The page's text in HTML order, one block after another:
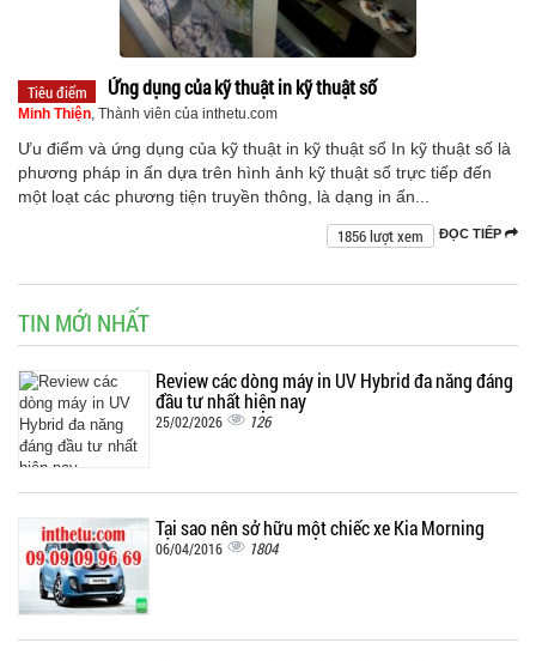
Tiêu điểm Ứng dụng của kỹ thuật in kỹ thuật số
Minh Thiện, Thành viên của inthetu.com
Ưu điểm và ứng dụng của kỹ thuật in kỹ thuật số In kỹ thuật số là
phương pháp in ấn dựa trên hình ảnh kỹ thuật số trực tiếp đến
một loạt các phương tiện truyền thông, là dạng in ấn...
ĐỌC TIẾP
1856 lượt xem
TIN MỚI NHẤT
Review các dòng máy in UV Hybrid đa năng đáng
đầu tư nhất hiện nay
25/02/2026 126
Tại sao nên sở hữu một chiếc xe Kia Morning
06/04/2016 1804